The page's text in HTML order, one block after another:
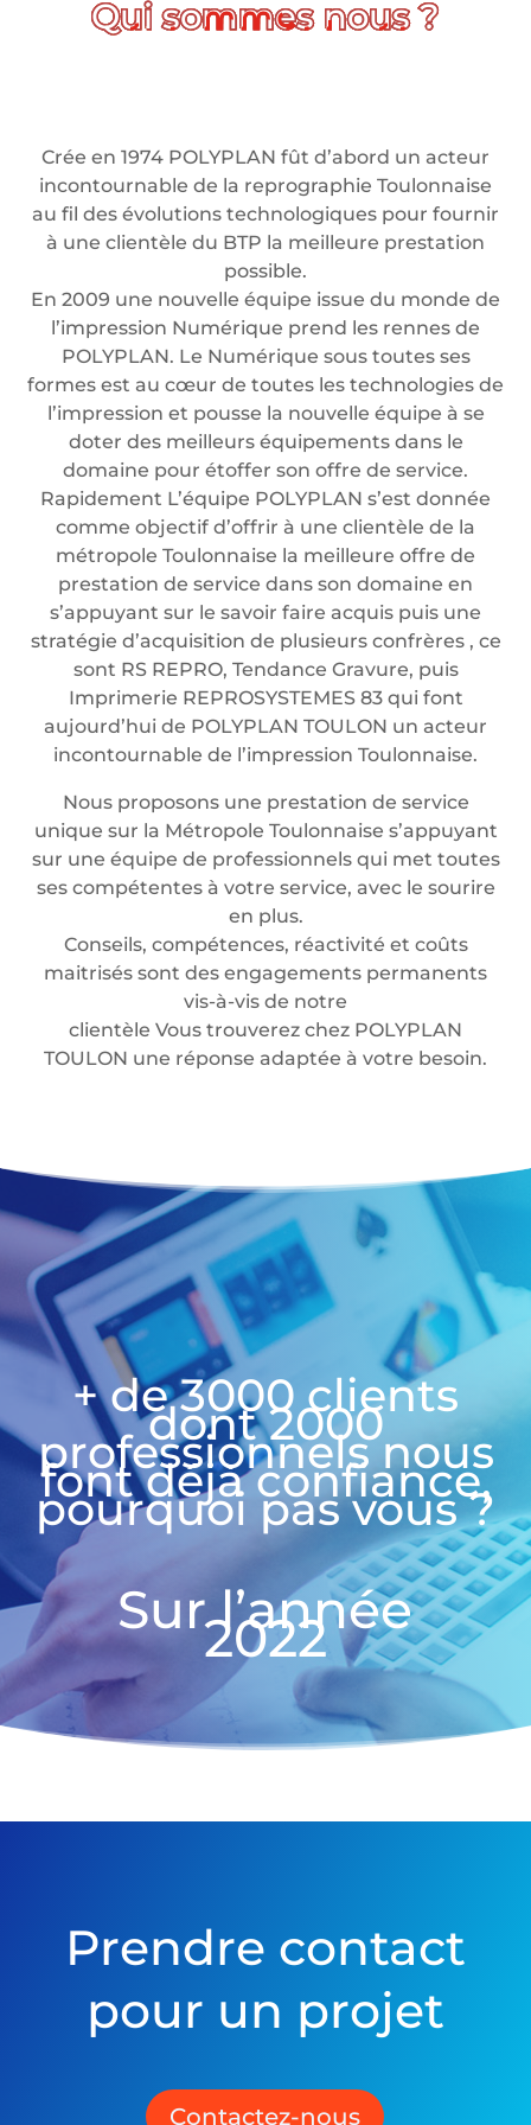
Crée en 1974 POLYPLAN fût d’abord un acteur
incontournable de la reprographie Toulonnaise
au fil des évolutions technologiques pour fournir
à une clientèle du BTP la meilleure prestation
possible.
En 2009 une nouvelle équipe issue du monde de
l’impression Numérique prend les rennes de
POLYPLAN. Le Numérique sous toutes ses
formes est au cœur de toutes les technologies de
l’impression et pousse la nouvelle équipe à se
doter des meilleurs équipements dans le
domaine pour étoffer son offre de service.
Rapidement L’équipe POLYPLAN s’est donnée
comme objectif d’offrir à une clientèle de la
métropole Toulonnaise la meilleure offre de
prestation de service dans son domaine en
s’appuyant sur le savoir faire acquis puis une
stratégie d’acquisition de plusieurs confrères , ce
sont RS REPRO, Tendance Gravure, puis
Imprimerie REPROSYSTEMES 83 qui font
aujourd’hui de POLYPLAN TOULON un acteur
incontournable de l’impression Toulonnaise.
Nous proposons une prestation de service
unique sur la Métropole Toulonnaise s’appuyant
sur une équipe de professionnels qui met toutes
ses compétentes à votre service, avec le sourire
en plus.
Conseils, compétences, réactivité et coûts
maitrisés sont des engagements permanents
vis-à-vis de notre
clientèle Vous trouverez chez POLYPLAN
TOULON une réponse adaptée à votre besoin.
+ de 3000 clients
dont 2000
professionnels nous
font déjà confiance,
pourquoi pas vous ?
Sur l’année
2022
Prendre contact
pour un projet
Contactez-nous